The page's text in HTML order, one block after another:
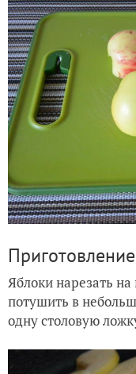
Приготовление
Яблоки нарезать
потушить в
одну столовую